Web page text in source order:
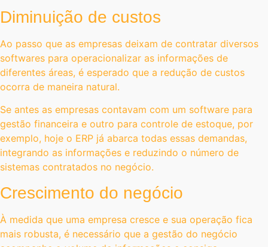
Diminuição de custos
Ao passo que as empresas deixam de contratar diversos
softwares para operacionalizar as informações de
diferentes áreas, é esperado que a redução de custos
ocorra de maneira natural.
Se antes as empresas contavam com um software para
gestão financeira e outro para controle de estoque, por
exemplo, hoje o ERP já abarca todas essas demandas,
integrando as informações e reduzindo o número de
sistemas contratados no negócio.
Crescimento do negócio
À medida que uma empresa cresce e sua operação fica
mais robusta, é necessário que a gestão do negócio